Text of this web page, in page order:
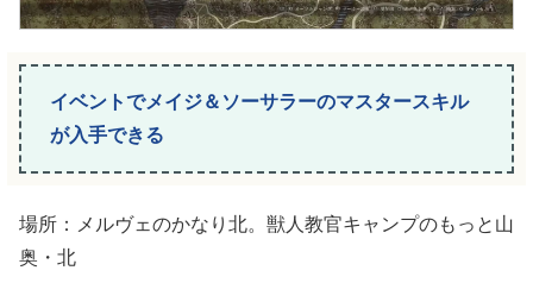
イベントでメイジ＆ソーサラーのマスタースキル
が入手できる
場所：メルヴェのかなり北。獣人教官キャンプのもっと山
奥・北